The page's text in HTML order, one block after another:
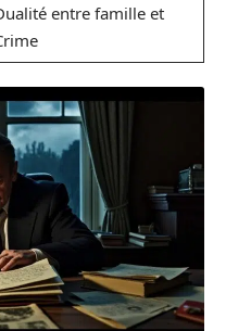
entre famille et